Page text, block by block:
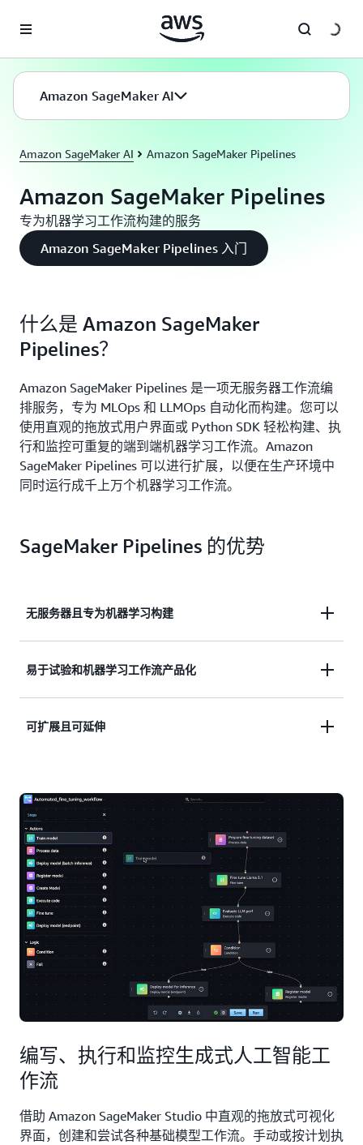
Amazon SageMaker AI
Amazon SageMaker AI Amazon SageMaker Pipelines
Amazon SageMaker Pipelines
专为机器学习工作流构建的服务
Amazon SageMaker Pipelines 入门
什么是 Amazon SageMaker
Pipelines？
Amazon SageMaker Pipelines 是一项无服务器工作流编
排服务，专为 MLOps 和 LLMOps 自动化而构建。您可以
使用直观的拖放式用户界面或 Python SDK 轻松构建、执
行和监控可重复的端到端机器学习工作流。Amazon
SageMaker Pipelines 可以进行扩展，以便在生产环境中
同时运行成千上万个机器学习工作流。
SageMaker Pipelines 的优势
无服务器且专为机器学习构建
业、推理）和无服务器基础设施无缝集成，免去机器
学习作业自动化所涉及的无差别繁重工作。
易于试验和机器学习工作流产品化
来创建、执行和监控机器学习工作流有向无环图
可扩展且可延伸
动执行。构建针对您的 MLOps 和 LLMOps 策略量身
定制的自定义集成。
编写、执行和监控生成式人工智能工
作流
借助 Amazon SageMaker Studio 中直观的拖放式可视化
界面，创建和尝试各种基础模型工作流。手动或按计划执